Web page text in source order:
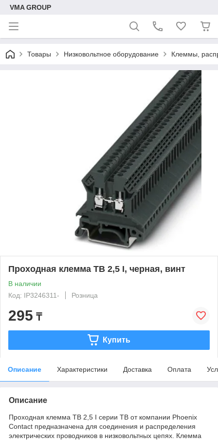
VMA GROUP
Товары Низковольтное оборудование Клеммы,
Проходная клемма TB 2,5 I, черная, винт
В наличии
Код: IP3246311-
Розница
295 ₸
Купить
Описание Характеристики Доставка Оплата
Описание
Проходная клемма TB 2,5 I серии TB от компании Phoenix
Contact предназначена для соединения и распределения
электрических проводников в низковольтных цепях. Клемма